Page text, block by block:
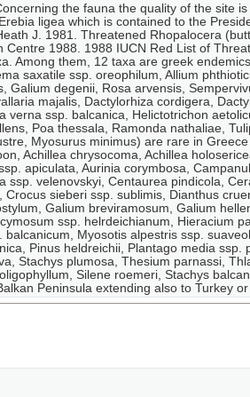
the fauna the quality of the site
ligea which is contained to the
J. 1981. Threatened Rhopalocera
1988. 1988 IUCN Red List of
Among them, 12 taxa are greek
saxatile ssp. oreophilum, Allium
degenii, Rosa arvensis,
majalis, Dactylorhiza cordigera,
ssp. balcanica, Helictotrichon
Poa thessala, Ramonda nathaliae,
Myosurus minimus) are rare in
Achillea chrysocoma, Achillea
apiculata, Aurinia corymbosa,
velenovskyi, Centaurea pindicola,
sieberi ssp. sublimis, Dianthus
Galium breviramosum, Galium
ssp. helrdeichianum, Hieracium
Myosotis alpestris ssp.
Pinus heldreichii, Plantago media ssp.
Stachys plumosa, Thesium parnassi,
Silene roemeri, Stachys
Peninsula extending also to Turkey or